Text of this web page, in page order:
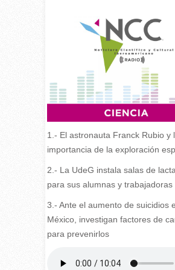
1.- El astronauta Franck Rubio y
importancia de la exploración
2.- La UdeG instala salas de
para sus alumnas y trabajadoras
3.- Ante el aumento de suicidios
México, investigan factores de
para prevenirlos